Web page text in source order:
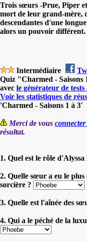
Trois sœurs -Prue, Piper
mort de leur grand-mère,
descendantes d'une
alors un pouvoir différent.
Intermédiaire
Quiz "Charmed - Saisons
avec le générateur de
Voir les statistiques de
'Charmed - Saisons 1 à 3'
Merci de vous
résultat.
1. Quel est le rôle
2. Quelle sœur a eu le
sorcière ?
3. Quelle est l'aînée des
4. Qui a le péché de la